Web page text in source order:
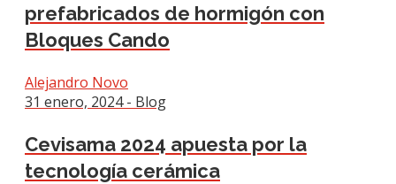
prefabricados de hormigón con
Bloques Cando
Alejandro Novo
31 enero, 2024 - Blog
Cevisama 2024 apuesta por la
tecnología cerámica